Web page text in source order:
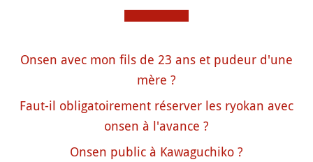
Onsen avec mon fils de 23 ans et pudeur d'une
mère ?
Faut-il obligatoirement réserver les ryokan avec
onsen à l'avance ?
Onsen public à Kawaguchiko ?